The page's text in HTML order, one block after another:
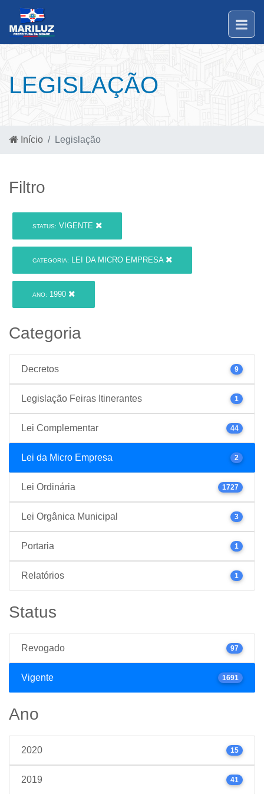
LEGISLAÇÃO
Início Legislação
Filtro
STATUS: VIGENTE
CATEGORIA: LEI DA MICRO EMPRESA
ANO: 1990
Categoria
Decretos 9
Legislação Feiras Itinerantes 1
Lei Complementar 44
Lei da Micro Empresa 2
Lei Ordinária 1727
Lei Orgânica Municipal 3
Portaria 1
Relatórios 1
Status
Revogado 97
Vigente 1691
Ano
2020 15
2019 41